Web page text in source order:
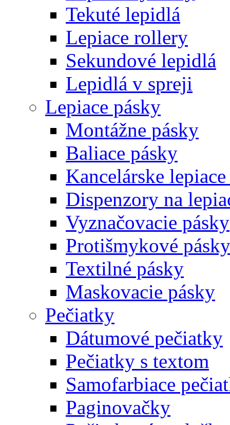
Tekuté lepidlá
Lepiace rollery
Sekundové lepidlá
Lepidlá v spreji
Lepiace pásky
Montážne pásky
Baliace pásky
Kancelárske
Dispenzory na
Vyznačovacie pásky
Protišmykové pásky
Textilné pásky
Maskovacie pásky
Pečiatky
Dátumové pečiatky
Pečiatky s textom
Samofarbiace
Paginovačky